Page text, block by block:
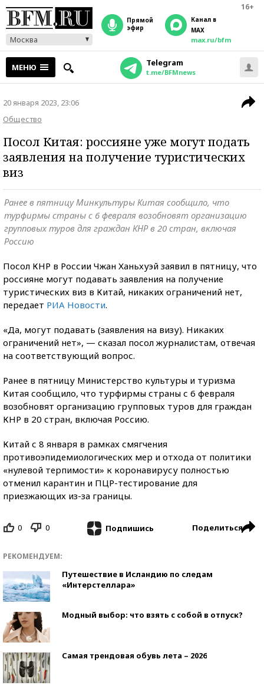
16+
Москва
прямой
эфир
Канал в
MAX
max.ru/bfm
МЕНЮ Telegram
t.me/BFMnews
20 января 2023, 23:06
Общество
Посол Китая: россияне уже могут подать
заявления на получение туристических
виз
Ранее в пятницу Минкультуры Китая сообщило, что
турфирмы страны с 6 февраля возобновят организацию
групповых туров для граждан КНР в 20 стран, включая
Россию
Посол КНР в России Чжан Ханьхуэй заявил в пятницу, что
россияне могут подавать заявления на получение
туристических виз в Китай, никаких ограничений нет,
передает РИА Новости.
«Да, могут подавать (заявления на визу). Никаких
ограничений нет», — сказал посол журналистам, отвечая
на соответствующий вопрос.
Ранее в пятницу Министерство культуры и туризма
Китая сообщило, что турфирмы страны с 6 февраля
возобновят организацию групповых туров для граждан
КНР в 20 стран, включая Россию.
Китай с 8 января в рамках смягчения
противоэпидемиологических мер и отхода от политики
«нулевой терпимости» к коронавирусу полностью
отменил карантин и ПЦР-тестирование для
приезжающих из-за границы.
0 0 Подпишись Поделиться
РЕКОМЕНДУЕМ:
Путешествие в Исландию по следам
«Интерстеллара»
Модный выбор: что взять с собой в отпуск?
Самая трендовая обувь лета – 2026